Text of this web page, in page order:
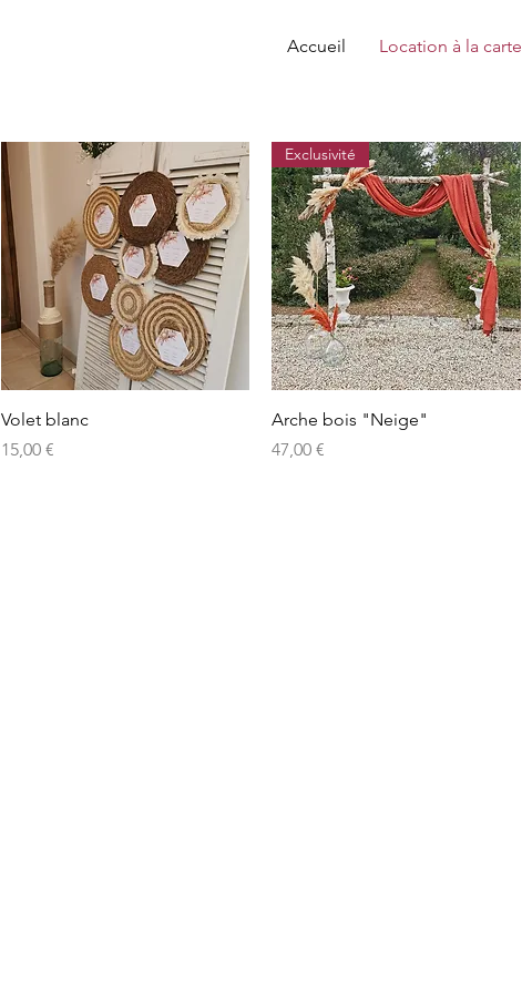
Accueil Location à la carte
Aperçu rapide
Volet blanc
Prix
15,00 €
Aperçu rapide
Exclusivité
Arche bois "Neige"
Prix
47,00 €